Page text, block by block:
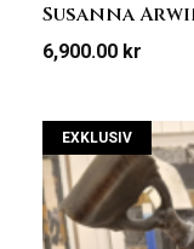
Susanna
6,900.00 kr
EXKLUSIV